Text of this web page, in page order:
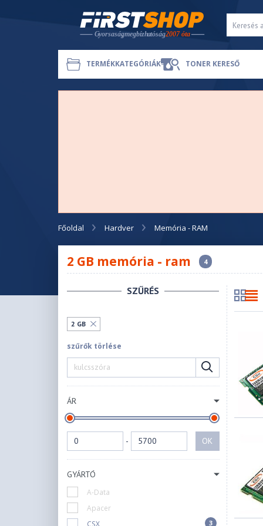
TERMÉKKATEGÓRIÁK TONER KERESŐ
Főoldal Hardver Memória - RAM
2 GB memória - ram 4
SZŰRÉS
2 GB
szűrők törlése
ÁR
- OK
GYÁRTÓ
A-Data
Apacer
CSX
3